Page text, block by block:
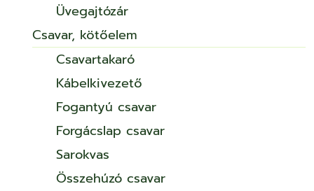
Üvegajtózár
Csavar, kötőelem
Csavartakaró
Kábelkivezető
Fogantyú csavar
Forgácslap csavar
Sarokvas
Összehúzó csavar